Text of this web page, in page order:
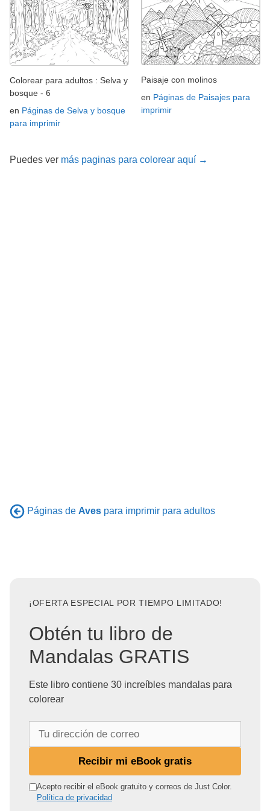
Colorear para adultos : Selva y
bosque - 6
en Páginas de Selva y bosque
para imprimir
Paisaje con molinos
en Páginas de Paisajes para
imprimir
Puedes ver más paginas para colorear aquí →
Páginas de Aves para imprimir para adultos
¡OFERTA ESPECIAL POR TIEMPO LIMITADO!
Obtén tu libro de
Mandalas GRATIS
Este libro contiene 30 increíbles mandalas para
colorear
r
Recibir mi eBook gratis
Acepto recibir el eBook gratuito y correos de Just Color.
Política de privacidad